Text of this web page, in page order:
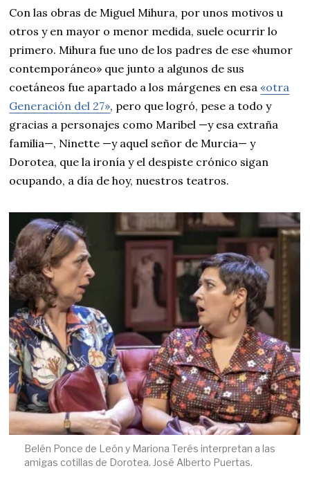
Con las obras de Miguel Mihura, por unos motivos u
otros y en mayor o menor medida, suele ocurrir lo
primero. Mihura fue uno de los padres de ese «humor
contemporáneo» que junto a algunos de sus
coetáneos fue apartado a los márgenes en esa«otra
Generación del 27», pero que logró, pese a todo y
gracias a personajes como Maribel —y esa extraña
familia—, Ninette —y aquel señor de Murcia— y
Dorotea, que la ironía y el despiste crónico sigan
ocupando, a día de hoy, nuestros teatros.
Belén Ponce de León y Mariona Terés interpretan a las
amigas cotillas de Dorotea. José Alberto Puertas.